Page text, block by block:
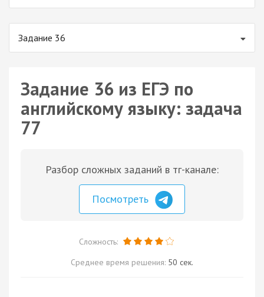
Задание 36
Задание 36 из ЕГЭ по
английскому языку: задача
77
Разбор сложных заданий в тг-канале:
Посмотреть
Сложность:
Среднее время решения: 50 сек.